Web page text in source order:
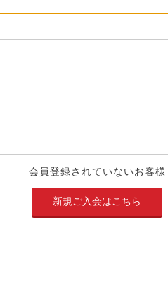
会員登録されていないお客様
新規ご入会はこちら